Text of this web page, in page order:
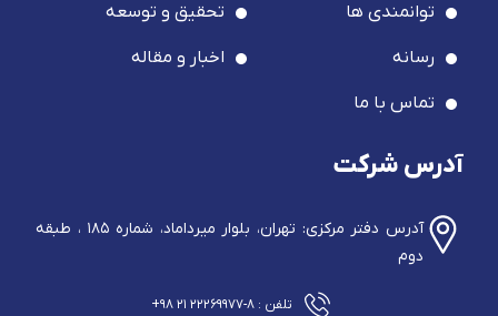
توانمندی ها تحقیق و توسعه
رسانه اخبار و مقاله
تماس با ما
آدرس شرکت
آدرس دفتر مرکزی: تهران، بلوار میرداماد، شماره ۱۸۵ ، طبقه
دوم
تلفن : ۸-۲۲۲۶۹۹۷۷ ۲۱ ۹۸+